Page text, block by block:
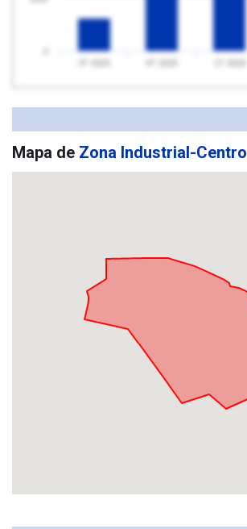
Mapa de Zona Industrial-Centro